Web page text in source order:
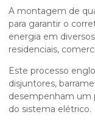
A montagem de
para garantir o
energia em
residenciais,
Este processo
disjuntores,
desempenham um
do sistema elétrico.